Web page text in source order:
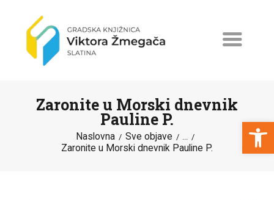
Open toolbar
Zaronite u Morski dnevnik
Pauline P.
Naslovna Sve objave ...
Zaronite u Morski dnevnik Pauline P.
NASLOVNA